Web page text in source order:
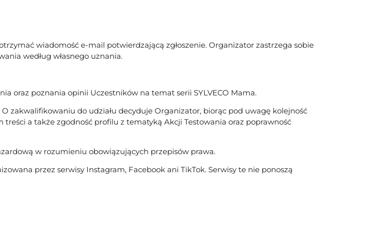
wiadomość e-mail potwierdzającą zgłoszenie. Organizator zastrzega sobie
według własnego uznania.
oraz poznania opinii Uczestników na temat serii SYLVECO Mama.
zakwalifikowaniu do udziału decyduje Organizator, biorąc pod uwagę kolejność
a także zgodność profilu z tematyką Akcji Testowania oraz poprawność
w rozumieniu obowiązujących przepisów prawa.
przez serwisy Instagram, Facebook ani TikTok. Serwisy te nie ponoszą